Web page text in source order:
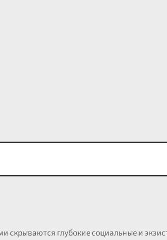
скрываются глубокие социальные и